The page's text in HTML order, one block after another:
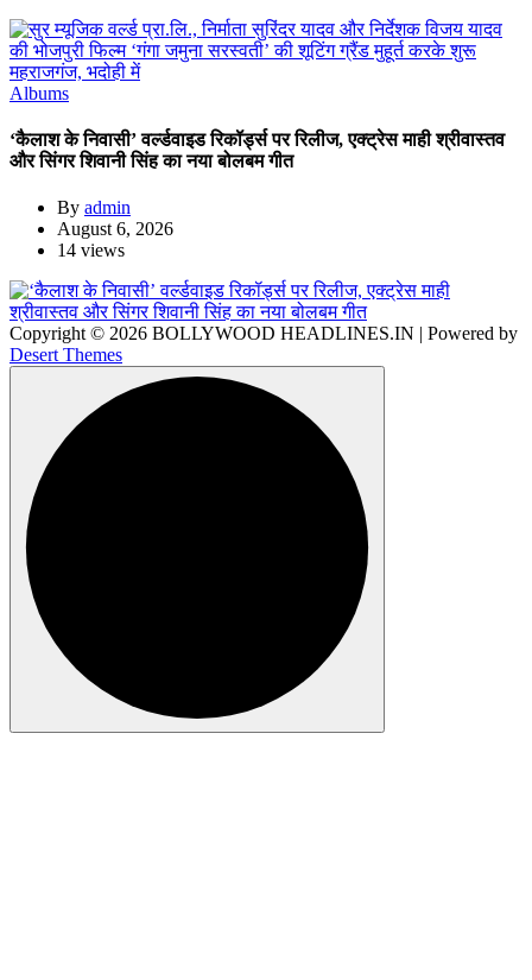
Albums
‘कैलाश के निवासी’ वर्ल्डवाइड रिकॉर्ड्स पर रिलीज, एक्ट्रेस माही श्रीवास्तव
और सिंगर शिवानी सिंह का नया बोलबम गीत
By admin
August 6, 2026
14 views
Copyright © 2026 BOLLYWOOD HEADLINES.IN | Powered by
Desert Themes